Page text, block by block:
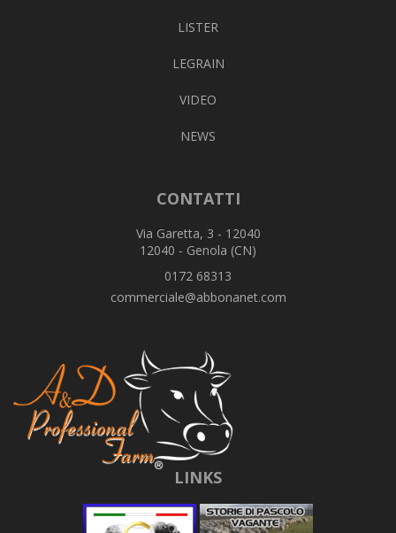
LISTER
LEGRAIN
VIDEO
NEWS
CONTATTI
Via Garetta, 3 - 12040
12040 - Genola (CN)
0172 68313
commerciale@abbonanet.com
LINKS